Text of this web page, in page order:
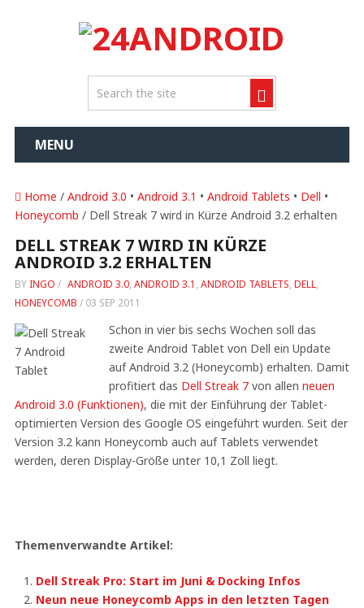
MENU
Home / Android 3.0 • Android 3.1 • Android Tablets • Dell •
Honeycomb / Dell Streak 7 wird in Kürze Android 3.2 erhalten
DELL STREAK 7 WIRD IN KÜRZE
ANDROID 3.2 ERHALTEN
BY INGO / ANDROID 3.0, ANDROID 3.1 , ANDROID TABLETS, DELL,
HONEYCOMB / 03 SEP 2011
Schon in vier bis sechs Wochen soll das
zweite Android Tablet von Dell ein Update
auf Android 3.2 (Honeycomb) erhalten. Damit
profitiert das Dell Streak 7von allen neuen
Android 3.0 (Funktionen), die mit der Einführung der Tablet-
optimierten Version des Google OS eingeführt wurden. Seit der
Version 3.2 kann Honeycomb auch auf Tablets verwendet
werden, deren Display-Größe unter 10,1 Zoll liegt.
Themenverwandte Artikel:
Dell Streak Pro: Start im Juni & Docking Infos
Neun neue Honeycomb Apps in den letzten Tagen